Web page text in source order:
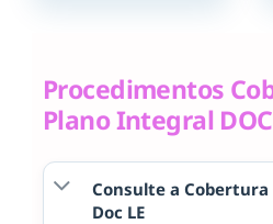
Procedimentos
Plano Integral
Consulte a
Doc LE